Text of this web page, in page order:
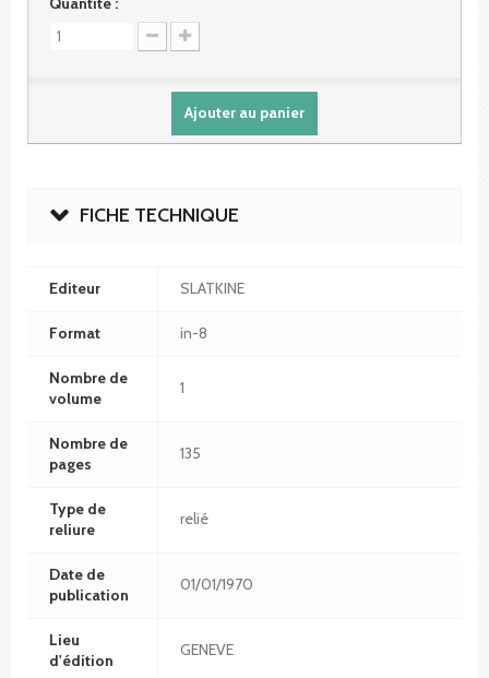
Ajouter au panier
FICHE TECHNIQUE
Editeur SLATKINE
Format in-8
Nombre de
volume
1
Nombre de
pages
135
Type de
reliure
relié
Date de
publication
01/01/1970
Lieu
d'édition
GENEVE